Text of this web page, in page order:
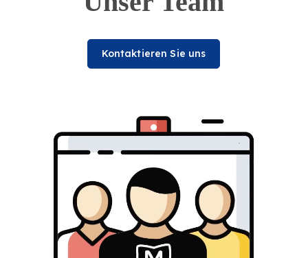
Kontaktieren Sie uns